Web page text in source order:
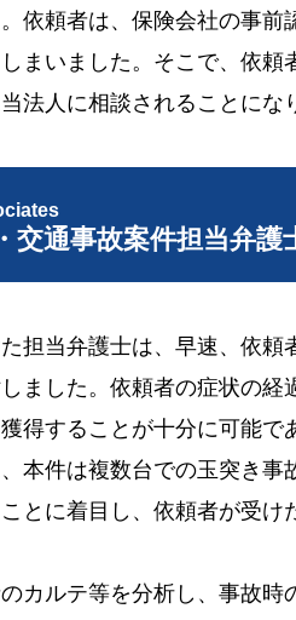
依頼者は、保険会社の事前
まいました。そこで、依
法人に相談されることにな
交通事故案件担当弁
担当弁護士は、早速、依
ました。依頼者の症状の
得することが十分に可能
本件は複数台での玉突き
とに着目し、依頼者が受
カルテ等を分析し、事故